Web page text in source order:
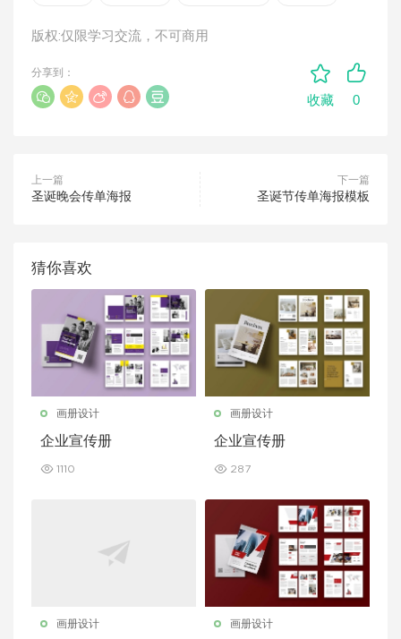
版权:仅限学习交流，不可商用
收藏 0
分享到：
上一篇
圣诞晚会传单海报
下一篇
圣诞节传单海报模板
猜你喜欢
画册设计
企业宣传册
1110
画册设计
企业宣传册
287
画册设计 画册设计